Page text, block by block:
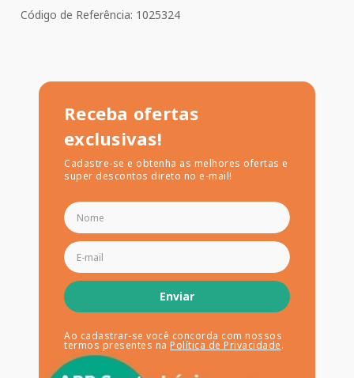
Código de Referência: 1025324
Receba ofertas
exclusivas!
Cadastre-se e obtenha as melhores ofertas e
super descontos direto no e-mail!
Enviar
Ao cadastrar-se você concorda com nossos
termos presentes na Política de Privacidade.